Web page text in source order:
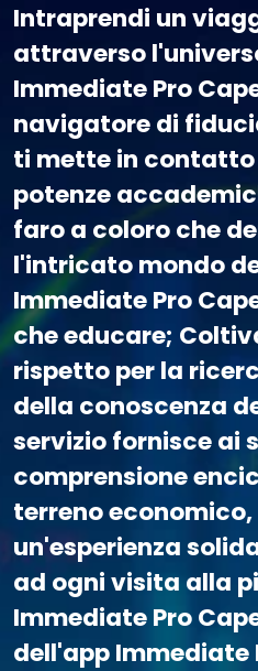
Intraprendi un
attraverso
Immediate Pro
navigatore di
ti mette in
potenze
faro a coloro che
l'intricato mondo
Immediate Pro
che educare;
rispetto per la
della conoscenza
servizio fornisce ai
comprensione
terreno
un'esperienza
ad ogni visita alla
Immediate Pro
dell'app Immediate